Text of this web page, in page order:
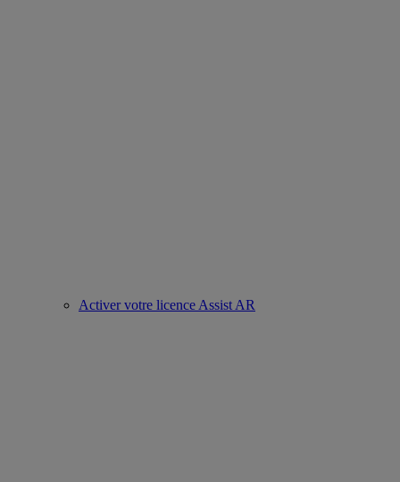
Activer votre licence Assist AR